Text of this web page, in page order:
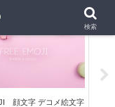
顔文字 デコメ絵文字
検索